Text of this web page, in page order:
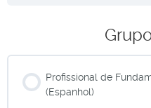
Profissional de
(Espanhol)